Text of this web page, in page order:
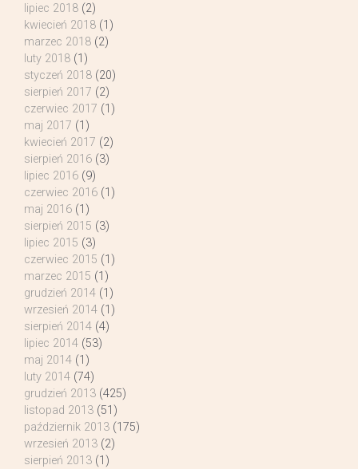
lipiec 2018 (2)
kwiecień 2018 (1)
marzec 2018 (2)
luty 2018 (1)
styczeń 2018 (20)
sierpień 2017 (2)
czerwiec 2017 (1)
maj 2017 (1)
kwiecień 2017 (2)
sierpień 2016 (3)
lipiec 2016 (9)
czerwiec 2016 (1)
maj 2016 (1)
sierpień 2015 (3)
lipiec 2015 (3)
czerwiec 2015 (1)
marzec 2015 (1)
grudzień 2014 (1)
wrzesień 2014 (1)
sierpień 2014 (4)
lipiec 2014 (53)
maj 2014 (1)
luty 2014 (74)
grudzień 2013 (425)
listopad 2013 (51)
październik 2013 (175)
wrzesień 2013 (2)
sierpień 2013 (1)